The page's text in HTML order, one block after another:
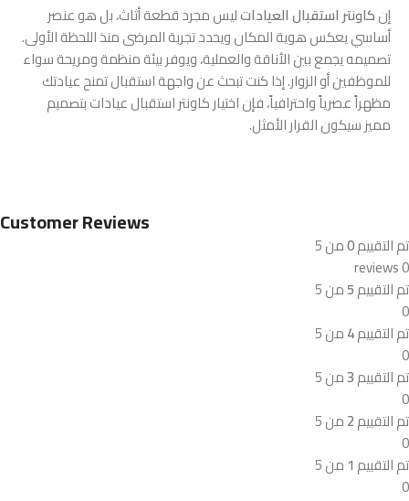
إنكاونتر استقبال العياداتليس مجرد قطعة أثاث، بل هو عنصر
أساسي يعكس هوية المكان ويحدد تجربة المرضى منذ اللحظة الأولى.
تصميمه يجمع بين الأناقة والعملية، ويوفر بيئة منظمة ومريحة سواء
للموظفين أو الزوار. إذا كنت تبحث عن واجهة استقبال تمنح عيادتك
مظهراً عصرياً واحترافياً، فإن اختيار كاونتر استقبال عيادات بتصميم
مميز سيكون القرار الأمثل.
Customer Reviews
تم التقييم0من 5
0 reviews
تم التقييم5من 5
0
تم التقييم4من 5
0
تم التقييم3من 5
0
تم التقييم2من 5
0
تم التقييم 1 من 5
0